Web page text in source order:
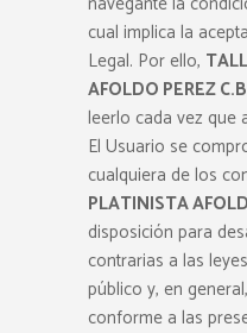
cual implica la
Legal. Por ello,
AFOLDO PEREZ C.B
leerlo cada vez que
El Usuario se
cualquiera de los
PLATINISTA
disposición para
contrarias a las
público y, en
conforme a las